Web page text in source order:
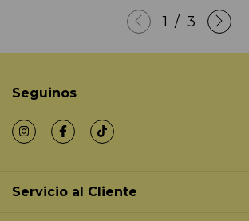
1 / 3
Seguinos
Servicio al Cliente